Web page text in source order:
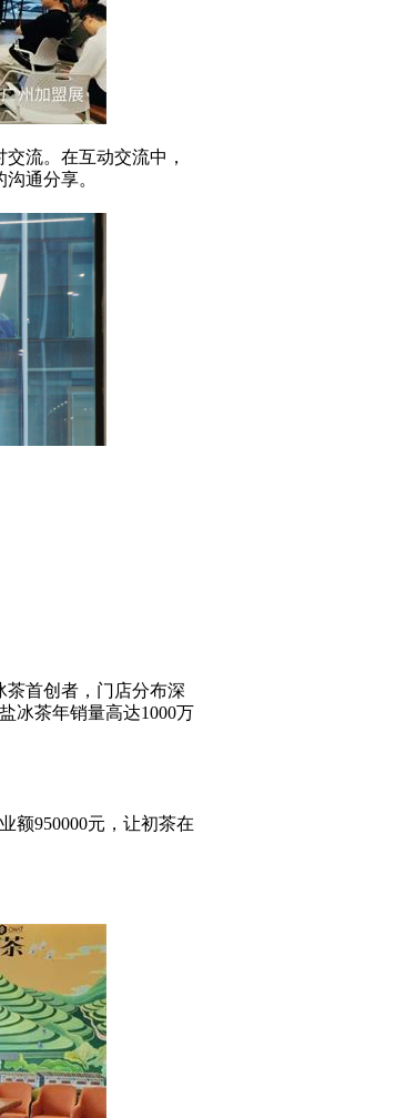
流。在互动交流中，
通分享。
茶首创者，门店分布深
冰茶年销量高达1000万
额950000元，让初茶在